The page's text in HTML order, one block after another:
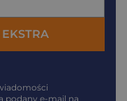
podany e-mail na